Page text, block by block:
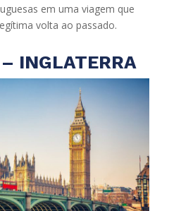
em uma viagem que
volta ao passado.
INGLATERRA